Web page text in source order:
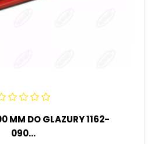
MM DO GLAZURY 1162-
090...